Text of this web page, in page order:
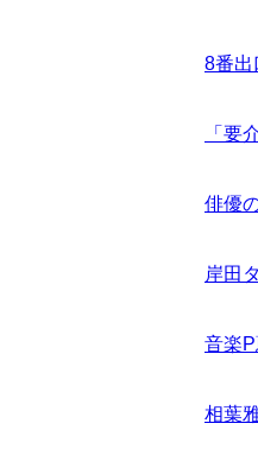
8番出
「要
俳優
岸田
音楽
相葉